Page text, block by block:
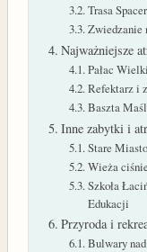
Trasa
Zwiedzanie
Najważniejsze
Pałac
Refektarz i
Baszta
Inne zabytki i
Stare
Wieża
Szkoła
Edukacji
Przyroda i
Bulwary